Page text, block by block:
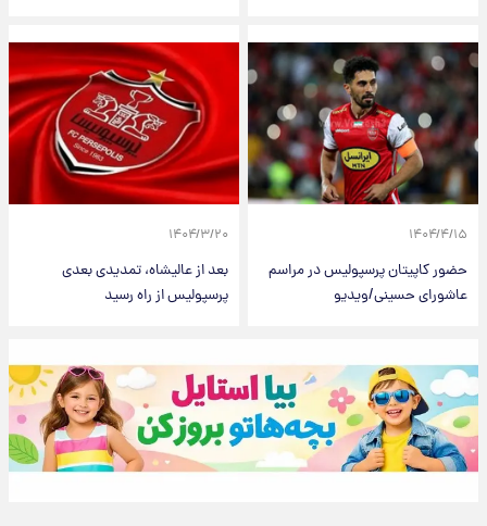
۱۴۰۴/۴/۱۵
حضور کاپیتان پرسپولیس در مراسم
عاشورای حسینی/ویدیو
۱۴۰۴/۳/۲۰
بعد از عالیشاه، تمدیدی بعدی
پرسپولیس از راه رسید